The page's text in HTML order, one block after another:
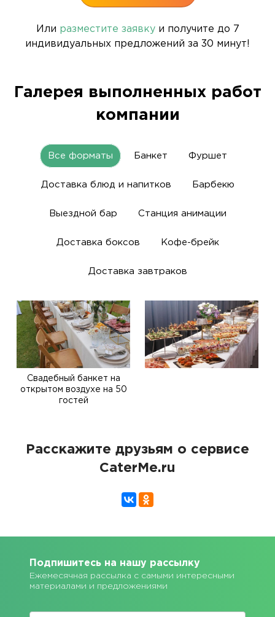
Или разместите заявкуи получите до 7
индивидуальных предложений за 30 минут!
Галерея выполненных работ
компании
Все форматы Банкет Фуршет
Доставка блюд и напитков Барбекю
Выездной бар Станция анимации
Доставка боксов Кофе-брейк
Доставка завтраков
Свадебный банкет на
открытом воздухе на 50
гостей
Расскажите друзьям о сервисе
CaterMe.ru
Подпишитесь на нашу рассылку
Ежемесячная рассылка с самыми интересными
материалами и предложениями